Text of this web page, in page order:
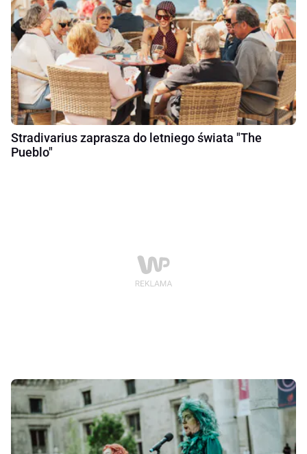
Stradivarius zaprasza do letniego świata "The
Pueblo"